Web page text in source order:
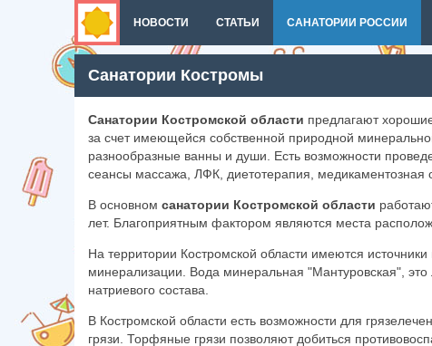
НОВОСТИ СТАТЬИ САНАТОРИИ РОССИИ
Санатории Костромы
Санатории Костромской области предлагают
за счет имеющейся собственной природной
разнообразные ванны и души. Есть возможности
сеансы массажа, ЛФК, диетотерапия, медикаментозная
В основном санатории Костромской области
лет. Благоприятным фактором являются места
На территории Костромской области имеются
минерализации. Вода минеральная "Мантуровская",
натриевого состава.
В Костромской области есть возможности для
грязи. Торфяные грязи позволяют добиться